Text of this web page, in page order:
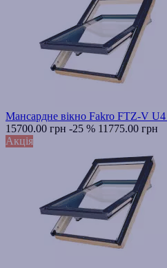
Мансардне вікно Fakro FTZ-V
15700.00 грн -25 % 11775.00 грн
Акція